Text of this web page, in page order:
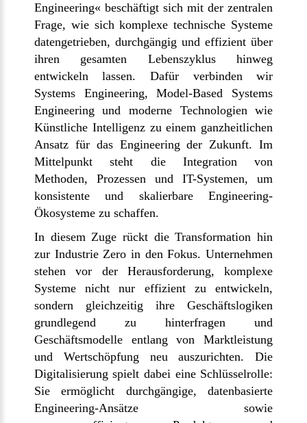
Engineering« beschäftigt sich mit der zentralen
Frage, wie sich komplexe technische Systeme
datengetrieben, durchgängig und effizient über
ihren gesamten Lebenszyklus hinweg
entwickeln lassen. Dafür verbinden wir
Systems Engineering, Model-Based Systems
Engineering und moderne Technologien wie
Künstliche Intelligenz zu einem ganzheitlichen
Ansatz für das Engineering der Zukunft. Im
Mittelpunkt steht die Integration von
Methoden, Prozessen und IT-Systemen, um
konsistente und skalierbare Engineering-
Ökosysteme zu schaffen.
In diesem Zuge rückt die Transformation hin
zur Industrie Zero in den Fokus. Unternehmen
stehen vor der Herausforderung, komplexe
Systeme nicht nur effizient zu entwickeln,
sondern gleichzeitig ihre Geschäftslogiken
grundlegend zu hinterfragen und
Geschäftsmodelle entlang von Marktleistung
und Wertschöpfung neu auszurichten. Die
Digitalisierung spielt dabei eine Schlüsselrolle:
Sie ermöglicht durchgängige, datenbasierte
Engineering-Ansätze sowie